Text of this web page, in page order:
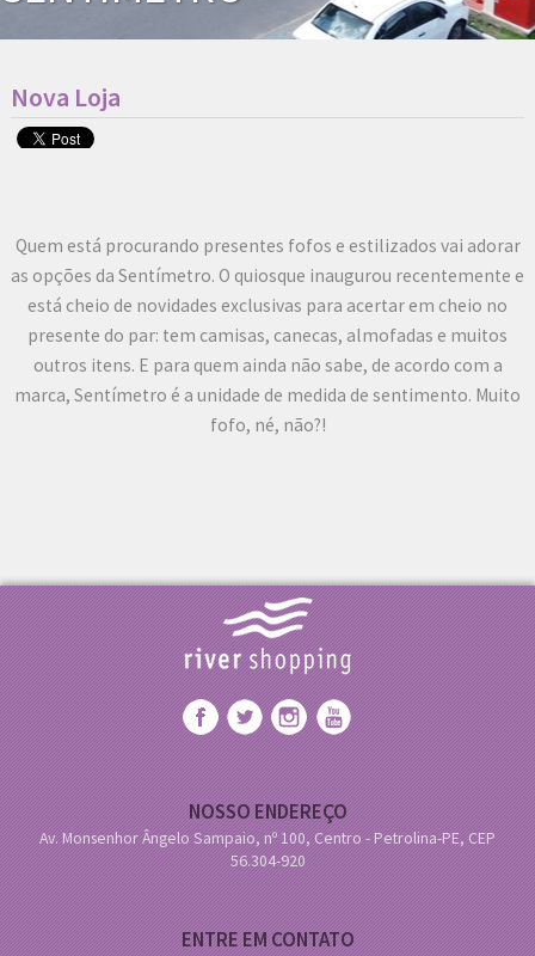
Nova Loja
Quem está procurando presentes fofos e estilizados vai adorar
as opções da Sentímetro. O quiosque inaugurou recentemente e
está cheio de novidades exclusivas para acertar em cheio no
presente do par: tem camisas, canecas, almofadas e muitos
outros itens. E para quem ainda não sabe, de acordo com a
marca, Sentímetro é a unidade de medida de sentimento. Muito
fofo, né, não?!
NOSSO ENDEREÇO
Av. Monsenhor Ângelo Sampaio, nº 100, Centro - Petrolina-PE, CEP
56.304-920
ENTRE EM CONTATO